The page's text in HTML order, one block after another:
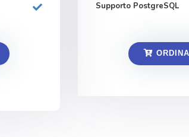
Supporto PostgreSQL